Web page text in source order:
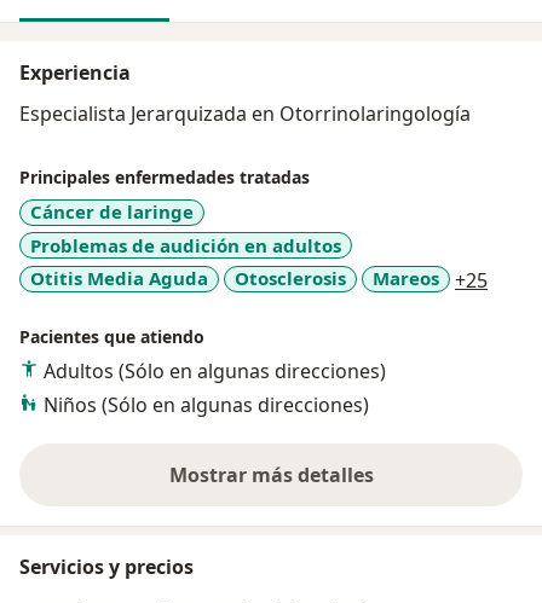
Experiencia
Especialista Jerarquizada en Otorrinolaringología
Principales enfermedades tratadas
Cáncer de laringe
Problemas de audición en adultos
Otitis Media Aguda
Otosclerosis Mareos +25
Pacientes que atiendo
Adultos (Sólo en algunas direcciones)
Niños (Sólo en algunas direcciones)
Mostrar más detalles
sobre la experiencia
Servicios y precios